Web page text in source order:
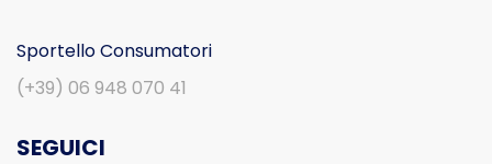
Sportello Consumatori
(+39) 06 948 070 41
SEGUICI